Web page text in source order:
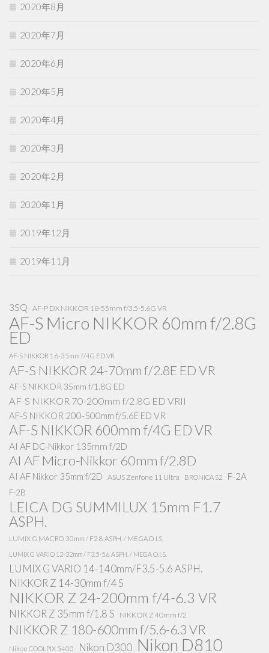
2020年8月
2020年7月
2020年6月
2020年5月
2020年4月
2020年3月
2020年2月
2020年1月
2019年12月
2019年11月
3SQ AF-P DX NIKKOR 18-55mm f/3.5-5.6G VR
AF-S Micro NIKKOR 60mm f/2.8G
ED
AF-S NIKKOR 16-35mm f/4G ED VR
AF-S NIKKOR 24-70mm f/2.8E ED VR
AF-S NIKKOR 35mm f/1.8G ED
AF-S NIKKOR 70-200mm f/2.8G ED VRII
AF-S NIKKOR 200-500mm f/5.6E ED VR
AF-S NIKKOR 600mm f/4G ED VR
AI AF DC-Nikkor 135mm f/2D
AI AF Micro-Nikkor 60mm f/2.8D
AI AF Nikkor 35mm f/2D ASUS Zenfone 11 Ultra BRONICA S2 F-2A
F-2B
LEICA DG SUMMILUX 15mm F1.7
ASPH.
LUMIX G MACRO 30mm / F2.8 ASPH. / MEGA O.I.S.
LUMIX G VARIO 12-32mm / F3.5-5.6 ASPH. / MEGA O.I.S.
LUMIX G VARIO 14-140mm/F3.5-5.6 ASPH.
NIKKOR Z 14-30mm f/4 S
NIKKOR Z 24-200mm f/4-6.3 VR
NIKKOR Z 35mm f/1.8 S NIKKOR Z 40mm f/2
NIKKOR Z 180-600mm f/5.6-6.3 VR
Nikon COOLPIX 5400 Nikon D300 Nikon D810